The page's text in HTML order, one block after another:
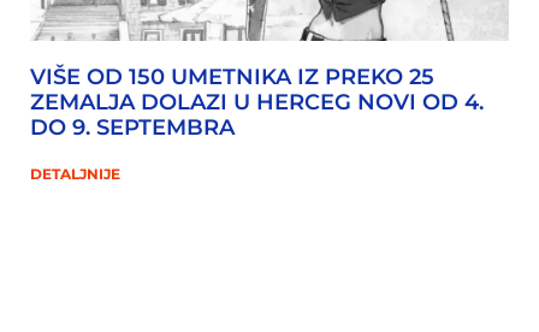
VIŠE OD 150 UMETNIKA IZ PREKO 25
ZEMALJA DOLAZI U HERCEG NOVI OD 4.
DO 9. SEPTEMBRA
DETALJNIJE